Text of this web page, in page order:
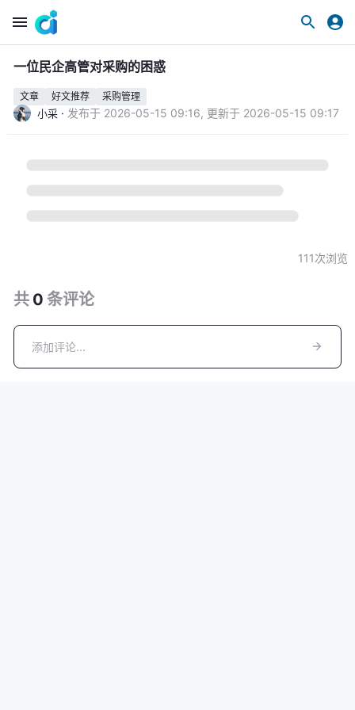
一位民企高管对采购的困惑
文章 好文推荐 采购管理
小采 · 发布于 2026-05-15 09:16, 更新于 2026-05-15 09:17
111次浏览
共 0 条评论